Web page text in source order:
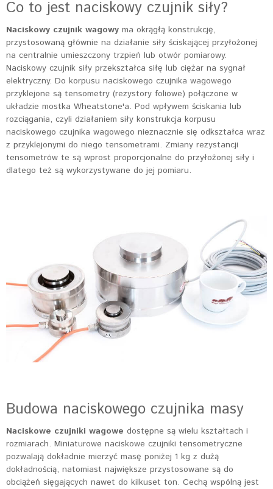
Co to jest naciskowy czujnik siły?
Naciskowy czujnik wagowy ma okrągłą konstrukcję,
przystosowaną głównie na działanie siły ściskającej przyłożonej
na centralnie umieszczony trzpień lub otwór pomiarowy.
Naciskowy czujnik siły przekształca siłę lub ciężar na sygnał
elektryczny. Do korpusu naciskowego czujnika wagowego
przyklejone są tensometry (rezystory foliowe) połączone w
układzie mostka Wheatstone'a. Pod wpływem ściskania lub
rozciągania, czyli działaniem siły konstrukcja korpusu
naciskowego czujnika wagowego nieznacznie się odkształca wraz
z przyklejonymi do niego tensometrami. Zmiany rezystancji
tensometrów te są wprost proporcjonalne do przyłożonej siły i
dlatego też są wykorzystywane do jej pomiaru.
Budowa naciskowego czujnika masy
Naciskowe czujniki wagowe dostępne są wielu kształtach i
rozmiarach. Miniaturowe naciskowe czujniki tensometryczne
pozwalają dokładnie mierzyć masę poniżej 1 kg z dużą
dokładnością, natomiast największe przystosowane są do
obciążeń sięgających nawet do kilkuset ton. Cechą wspólną jest